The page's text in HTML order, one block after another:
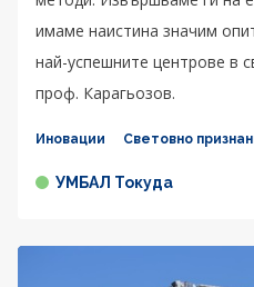
имаме наистина значим
най-успешните центрове в
проф. Карагьозов.
Иновации Световно
УМБАЛ Токуда